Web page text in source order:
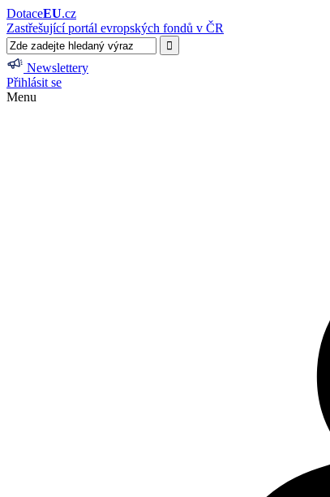
DotaceEU.cz
Zastřešující portál evropských fondů v ČR
Newslettery
Přihlásit se
Menu